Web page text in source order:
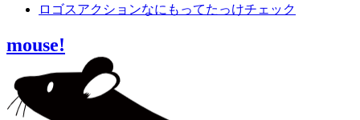
ロゴスアクションなにもってたっけチェック
mouse!